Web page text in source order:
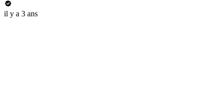
il y a 3 ans